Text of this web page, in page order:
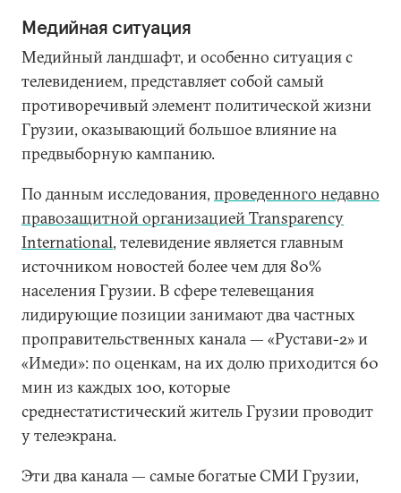
Медийная ситуация
Медийный ландшафт, и особенно ситуация с
телевидением, представляет собой самый
противоречивый элемент политической жизни
Грузии, оказывающий большое влияние на
предвыборную кампанию.
По данным исследования, проведенного недавно
правозащитной организацией Transparency
International, телевидение является главным
источником новостей более чем для 80%
населения Грузии. В сфере телевещания
лидирующие позиции занимают два частных
проправительственных канала — «Рустави-2» и
«Имеди»: по оценкам, на их долю приходится 60
мин из каждых 100, которые
среднестатистический житель Грузии проводит
у телеэкрана.
Эти два канала — самые богатые СМИ Грузии,